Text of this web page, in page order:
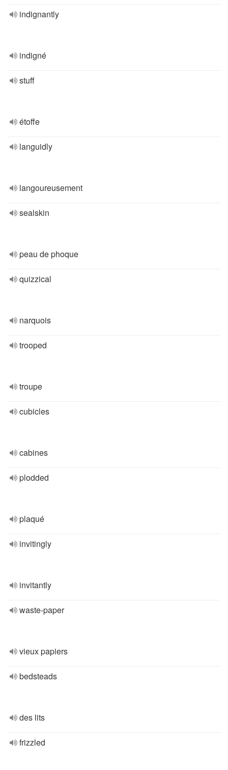
indignantly
indigné
stuff
étoffe
languidly
langoureusement
sealskin
peau de phoque
quizzical
narquois
trooped
troupe
cubicles
cabines
plodded
plaqué
invitingly
invitantly
waste-paper
vieux papiers
bedsteads
des lits
frizzled